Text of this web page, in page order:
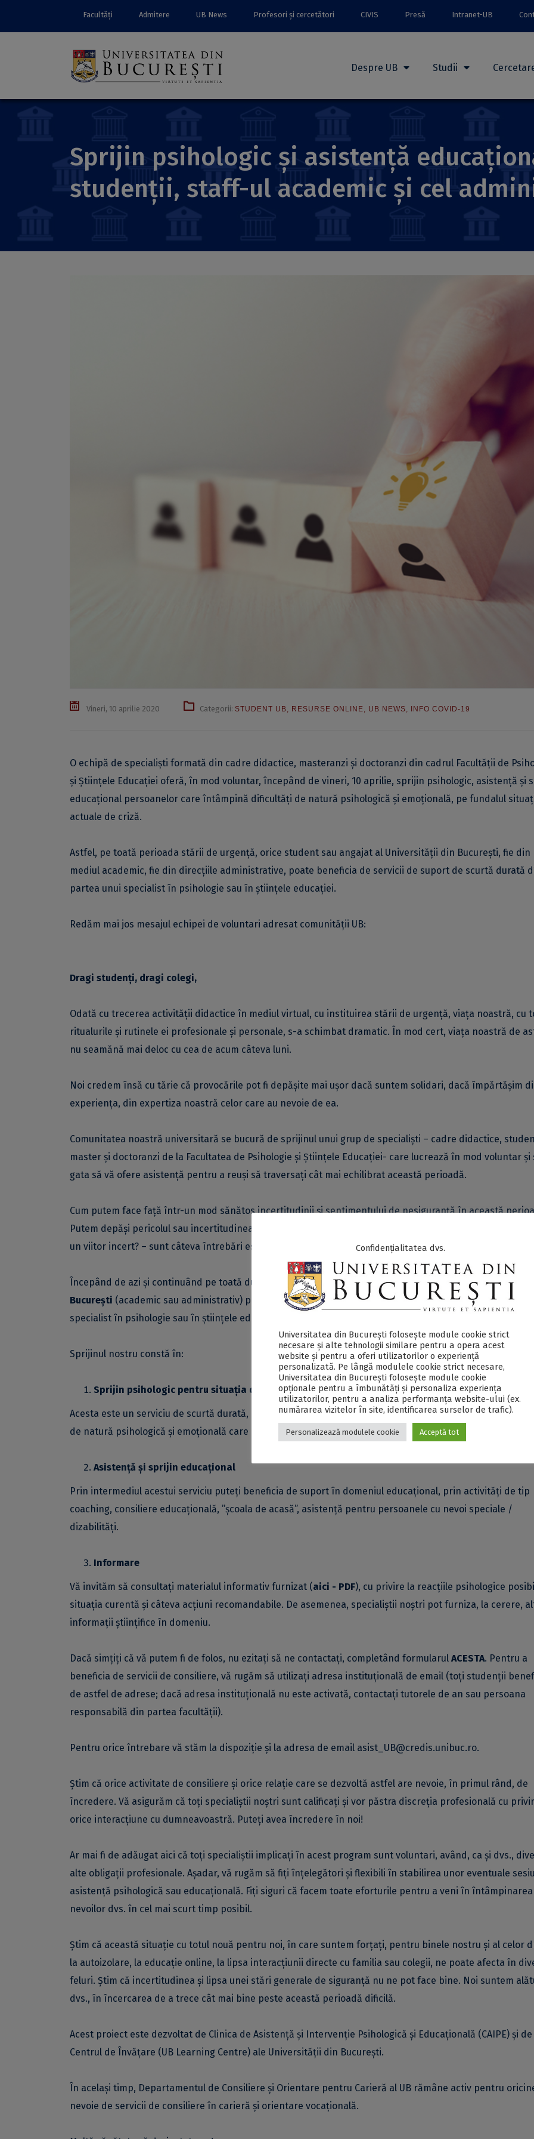
Facultăți Admitere UB News Profesori și cercetători CIVIS Presă Intranet-UB
Despre UB Studii
Sprijin psihologic și asistență
studenții, staff-ul academic și cel
Vineri, 10 aprilie 2020 Categorii: STUDENT UB, RESURSE ONLINE, UB NEWS, INFO COVID-19
O echipă de specialiști formată din cadre didactice, masteranzi și doctoranzi din cadrul Facultății de
și Științele Educației oferă, în mod voluntar, începând de vineri, 10 aprilie, sprijin psihologic, asistență și
educațional persoanelor care întâmpină dificultăți de natură psihologică și emoțională, pe fundalul
actuale de criză.
Astfel, pe toată perioada stării de urgență, orice student sau angajat al Universității din București, fie din
mediul academic, fie din direcțiile administrative, poate beneficia de servicii de suport de scurtă durată
partea unui specialist în psihologie sau în științele educației.
Redăm mai jos mesajul echipei de voluntari adresat comunității UB:
Dragi studenți, dragi colegi,
Odată cu trecerea activității didactice în mediul virtual, cu instituirea stării de urgență, viața noastră, cu
ritualurile și rutinele ei profesionale și personale, s-a schimbat dramatic. În mod cert, viața noastră de
nu seamănă mai deloc cu cea de acum câteva luni.
Noi credem însă cu tărie că provocările pot fi depășite mai ușor dacă suntem solidari, dacă împărtășim
experiența, din expertiza noastră celor care au nevoie de ea.
Comunitatea noastră universitară se bucură de sprijinul unui grup de specialiști – cadre didactice,
master și doctoranzi de la Facultatea de Psihologie și Științele Educației- care lucrează în mod voluntar și
gata să vă ofere asistență pentru a reuși să traversați cât mai echilibrat această perioadă.
Cum putem face față într-un mod sănătos incertitudinii și sentimentului de nesiguranță în această
Putem depăși pericolul sau incertitudinea pentru a le transforma în oportunități? Putem să ne pregătim
un viitor incert? – sunt câteva întrebări esențiale în această perioadă dificilă.
Începând de azi și continuând pe toată durata stării de urgență,orice student sau angajat al
București (academic sau administrativ) poate beneficia de servicii de suport de scurtă durată din partea
specialist în psihologie sau în științele educației.
Sprijinul nostru constă în:
Sprijin psihologic pentru situația de criză
Acesta este un serviciu de scurtă durată, destinat situațiilor de criză, care urmărește adresarea
de natură psihologică și emoțională care pot apărea la unele persoane în această perioadă.
Asistență și sprijin educațional
Prin intermediul acestui serviciu puteți beneficia de suport în domeniul educațional, prin activități de tip
coaching, consiliere educațională, ”școala de acasă”, asistență pentru persoanele cu nevoi speciale /
dizabilități.
Informare
Vă invităm să consultați materialul informativ furnizat (aici - PDF), cu privire la reacțiile psihologice
situația curentă și câteva acțiuni recomandabile. De asemenea, specialiștii noștri pot furniza, la cerere,
informații științifice în domeniu.
Dacă simțiți că vă putem fi de folos, nu ezitați să ne contactați, completând formularul ACESTA. Pentru a
beneficia de servicii de consiliere, vă rugăm să utilizați adresa instituțională de email (toți studenții
de astfel de adrese; dacă adresa instituțională nu este activată, contactați tutorele de an sau persoana
responsabilă din partea facultății).
Pentru orice întrebare vă stăm la dispoziție și la adresa de email asist_UB@credis.unibuc.ro.
Știm că orice activitate de consiliere și orice relație care se dezvoltă astfel are nevoie, în primul rând, de
încredere. Vă asigurăm că toți specialiștii noștri sunt calificați și vor păstra discreția profesională cu
orice interacțiune cu dumneavoastră. Puteți avea încredere în noi!
Ar mai fi de adăugat aici că toți specialiștii implicați în acest program sunt voluntari, având, ca și dvs.,
alte obligații profesionale. Așadar, vă rugăm să fiți înțelegători și flexibili în stabilirea unor eventuale
asistență psihologică sau educațională. Fiți siguri că facem toate eforturile pentru a veni în întâmpinarea
nevoilor dvs. în cel mai scurt timp posibil.
Știm că această situație cu totul nouă pentru noi, în care suntem forțați, pentru binele nostru și al celor
la autoizolare, la educație online, la lipsa interacțiunii directe cu familia sau colegii, ne poate afecta în
feluri. Știm că incertitudinea și lipsa unei stări generale de siguranță nu ne pot face bine. Noi suntem
dvs., în încercarea de a trece cât mai bine peste această perioadă dificilă.
Acest proiect este dezvoltat de Clinica de Asistență și Intervenție Psihologică și Educațională (CAIPE) și de
Centrul de Învățare (UB Learning Centre) ale Universității din București.
În același timp, Departamentul de Consiliere și Orientare pentru Carieră al UB rămâne activ pentru
nevoie de servicii de consiliere în carieră și orientare vocațională.
Confidențialitatea dvs.
Universitatea din București folosește module cookie strict
necesare și alte tehnologii similare pentru a opera acest
website și pentru a oferi utilizatorilor o experiență
personalizată. Pe lângă modulele cookie strict necesare,
Universitatea din București folosește module cookie
opționale pentru a îmbunătăți și personaliza experiența
utilizatorilor, pentru a analiza performanța website-ului (ex.
numărarea vizitelor în site, identificarea surselor de trafic).
Personalizează modulele cookie Acceptă tot